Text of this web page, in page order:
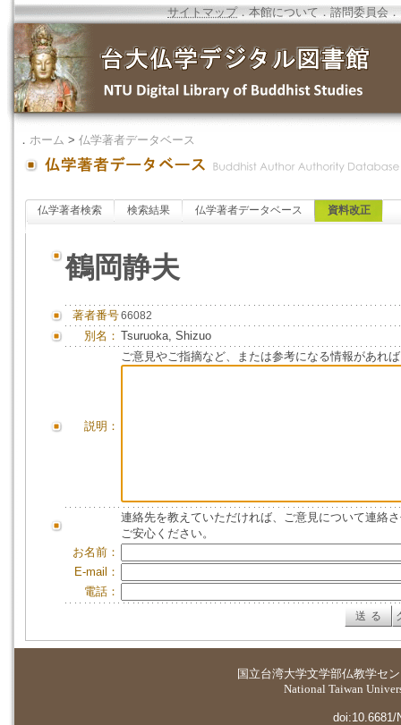
サイトマップ．本館について ．諮問委員会 ．
． ホーム > 仏学著者データベース
仏学著者検索 検索結果 仏学著者データベース 資料改正
鶴岡静夫
著者番号66082
別名： Tsuruoka, Shizuo
説明：
ご意見やご指摘など、または参考になる情報があれ
連絡先を教えていただければ、ご意見について連絡
ご安心ください。
お名前：
E-mail：
電話：
国立台湾大学文学部仏教学セ
National Taiwan
doi:10.6681/